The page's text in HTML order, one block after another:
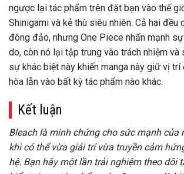
ngược lại tác phẩm trên đặt bạn vào thế
Shinigami và kẻ thù siêu nhiên. Cả hai đều
đông đảo, nhưng One Piece nhấn mạnh
do, còn nó lại tập trung vào trách nhiệm và
sự khác biệt này khiến manga này giữ vị
hòa lẫn vào bất kỳ tác phẩm nào khác.
Kết luận
Bleach là minh chứng cho sức mạnh của
khi có thể vừa giải trí vừa truyền cảm
hệ. Bạn hãy một lần trải nghiệm theo dõi